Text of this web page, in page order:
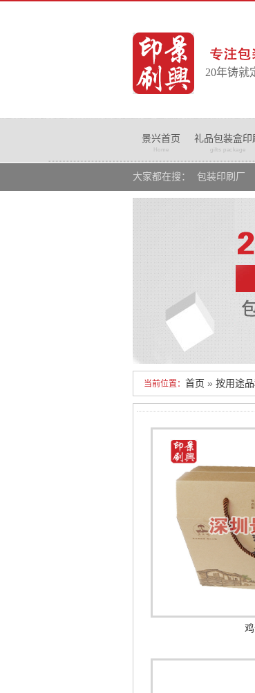
20年铸就
景兴首页
Home
礼品包装盒印
gifts package
大家都在搜： 包装印刷厂
当前位置： 首页 » 按用途